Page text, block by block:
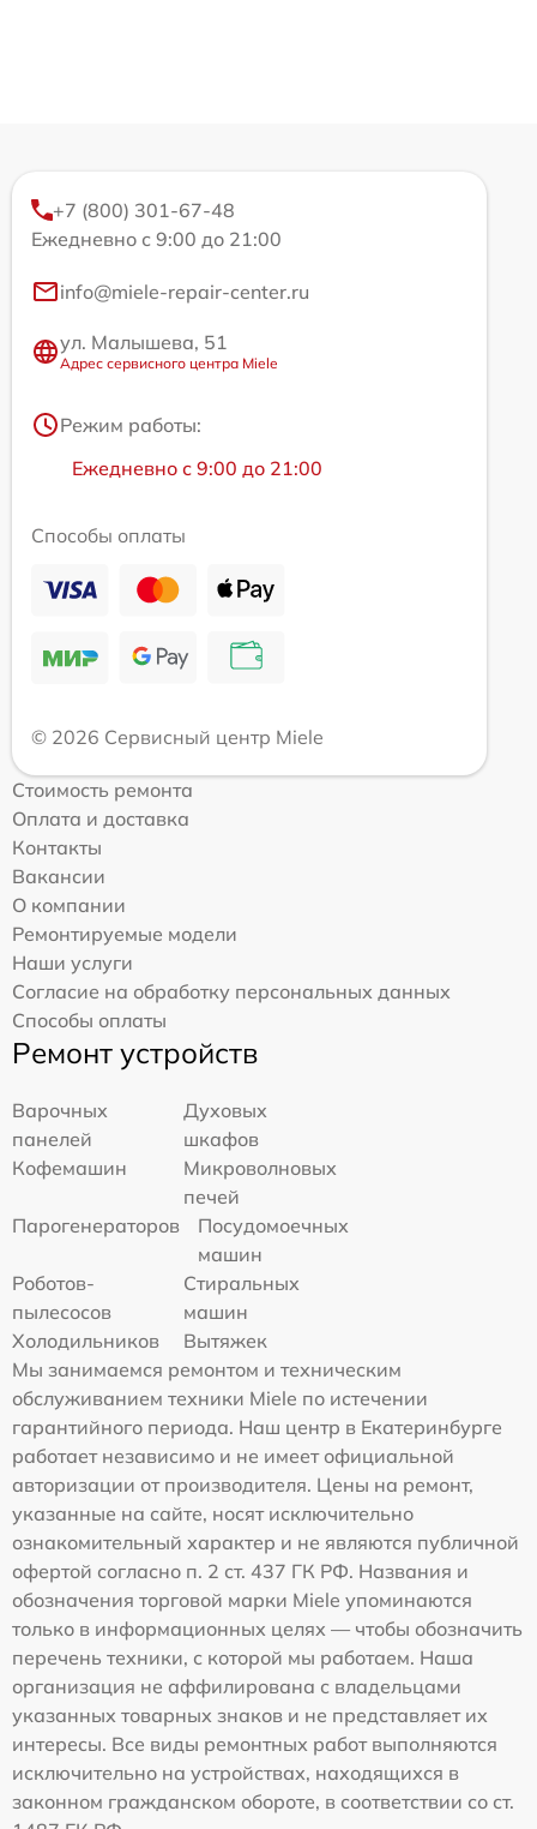
+7 (800) 301-67-48
Ежедневно с 9:00 до 21:00
info@miele-repair-center.ru
ул. Малышева, 51
Адрес сервисного центра Miele
Режим работы:
Ежедневно с 9:00 до 21:00
Способы оплаты
© 2026 Сервисный центр Miele
Стоимость ремонта
Оплата и доставка
Контакты
Вакансии
О компании
Ремонтируемые модели
Наши услуги
Согласие на обработку персональных данных
Способы оплаты
Ремонт устройств
Варочных
панелей
Духовых
шкафов
Кофемашин
Микроволновых
печей
Парогенераторов
Посудомоечных
машин
Роботов-
пылесосов
Стиральных
машин
Холодильников
Вытяжек
Мы занимаемся ремонтом и техническим
обслуживанием техники Miele по истечении
гарантийного периода. Наш центр в Екатеринбурге
работает независимо и не имеет официальной
авторизации от производителя. Цены на ремонт,
указанные на сайте, носят исключительно
ознакомительный характер и не являются публичной
офертой согласно п. 2 ст. 437 ГК РФ. Названия и
обозначения торговой марки Miele упоминаются
только в информационных целях — чтобы обозначить
перечень техники, с которой мы работаем. Наша
организация не аффилирована с владельцами
указанных товарных знаков и не представляет их
интересы. Все виды ремонтных работ выполняются
исключительно на устройствах, находящихся в
законном гражданском обороте, в соответствии со ст.